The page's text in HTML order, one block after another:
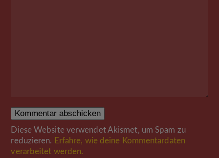
Diese Website verwendet Akismet, um Spam zu
reduzieren. Erfahre, wie deine Kommentardaten
verarbeitet werden.